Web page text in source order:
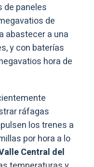
de paneles
de
abastecer a una
y con baterías
hora de
ráfagas
los trenes a
por hora a lo
Central del